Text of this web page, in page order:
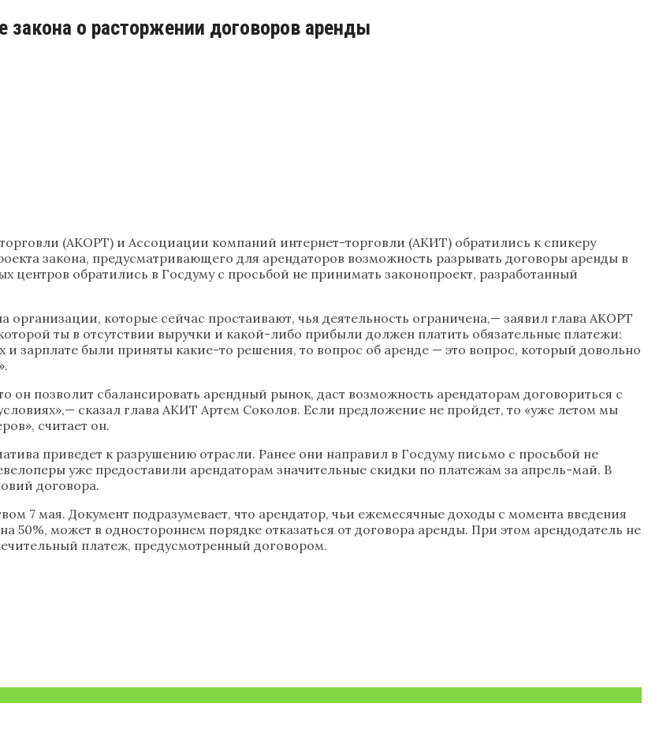
закона о расторжении договоров аренды
(АКОРТ) и Ассоциации компаний интернет-торговли (АКИТ) обратились к спикеру
закона, предусматривающего для арендаторов возможность разрывать договоры аренды в
центров обратились в Госдуму с просьбой не принимать законопроект, разработанный
которые сейчас простаивают, чья деятельность ограничена,— заявил глава АКОРТ
ты в отсутствии выручки и какой-либо прибыли должен платить обязательные платежи:
и зарплате были приняты какие-то решения, то вопрос об аренде — это вопрос, который довольно
позволит сбалансировать арендный рынок, даст возможность арендаторам договориться с
сказал глава АКИТ Артем Соколов. Если предложение не пройдет, то «уже летом мы
считает он.
приведет к разрушению отрасли. Ранее они направил в Госдуму письмо с просьбой не
уже предоставили арендаторам значительные скидки по платежам за апрель-май. В
договора.
7 мая. Документ подразумевает, что арендатор, чьи ежемесячные доходы с момента введения
может в одностороннем порядке отказаться от договора аренды. При этом арендодатель не
платеж, предусмотренный договором.